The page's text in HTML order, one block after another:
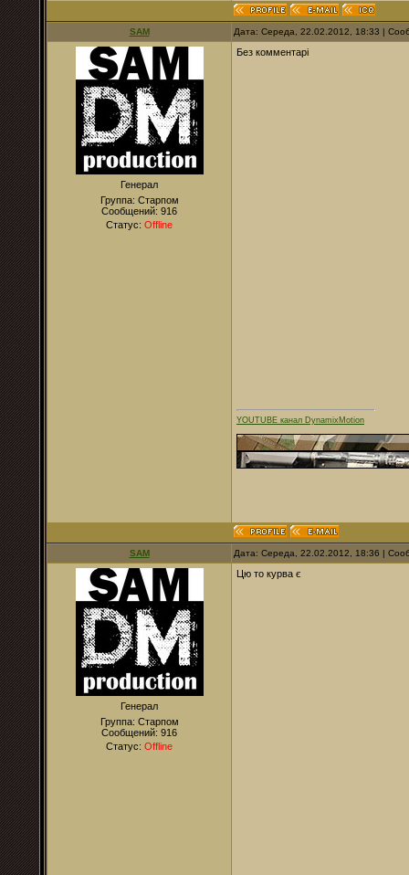
SAM Дата: Середа, 22.02.2012, 18:33 |
Генерал
Группа: Старпом
Сообщений: 916
Статус: Offline
Без комментарі
YOUTUBE канал DynamixMotion
SAM Дата: Середа, 22.02.2012, 18:36 |
Генерал
Группа: Старпом
Сообщений: 916
Статус: Offline
Цю то курва є